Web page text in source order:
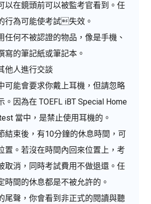
以在鏡頭前可以被監考官看到。任
行為可能使考試失效。
任何不被認證的物品，像是手機、
寫的筆記紙或筆記本。
他人進行交談
可能會要求你戴上耳機，但請忽略
。因為在 TOEFL iBT Special Home
當中，是禁止使用耳機的。
結束後，有10分鐘的休息時間，可
置。若沒在時間內回來位置上，考
取消，同時考試費用不做退還。任
時間的休息都是不被允許的。
尾聲，你會看到非正式的閱讀與聽